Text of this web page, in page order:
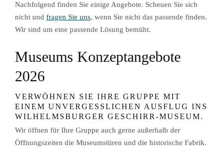
Nachfolgend finden Sie einige Angebote. Scheuen Sie sich
nicht und fragen Sie uns, wenn Sie nicht das passende finden.
Wir sind um eine passende Lösung bemüht.
Museums Konzeptangebote
2026
VERWÖHNEN SIE IHRE GRUPPE MIT
EINEM UNVERGESSLICHEN AUSFLUG INS
WILHELMSBURGER GESCHIRR-MUSEUM.
Wir öffnen für Ihre Gruppe auch gerne außerhalb der
Öffnungszeiten die Museumstüren und die historische Fabrik.